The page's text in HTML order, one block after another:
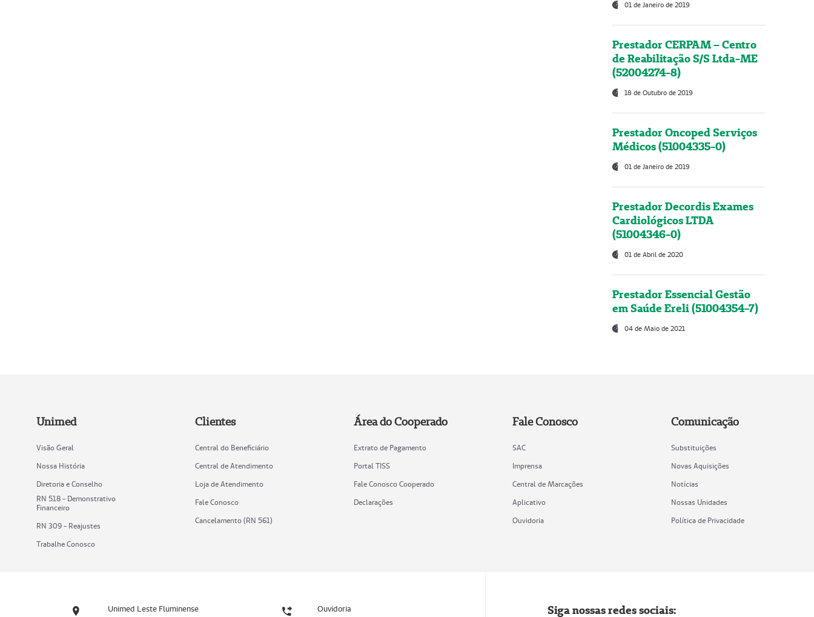
01 de Janeiro de 2019
Prestador CERPAM – Centro
de Reabilitação S/S Ltda-ME
(52004274-8)
18 de Outubro de 2019
Prestador Oncoped Serviços
Médicos (51004335-0)
01 de Janeiro de 2019
Prestador Decordis Exames
Cardiológicos LTDA
(51004346-0)
01 de Abril de 2020
Prestador Essencial Gestão
em Saúde Ereli (51004354-7)
04 de Maio de 2021
Unimed
Visão Geral
Nossa História
Diretoria e Conselho
RN 518 - Demonstrativo
Financeiro
RN 309 - Reajustes
Trabalhe Conosco
Clientes
Central do Beneficiário
Central de Atendimento
Loja de Atendimento
Fale Conosco
Cancelamento (RN 561)
Área do Cooperado
Extrato de Pagamento
Portal TISS
Fale Conosco Cooperado
Declarações
Fale Conosco
SAC
Imprensa
Central de Marcações
Aplicativo
Ouvidoria
Comunicação
Substituições
Novas Aquisições
Notícias
Nossas Unidades
Política de Privacidade
Unimed Leste Fluminense Ouvidoria Siga nossas redes sociais: